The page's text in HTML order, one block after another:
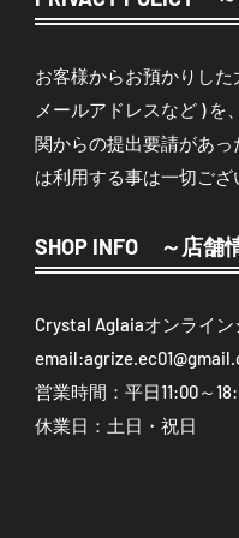
お客様からお預かりした
メールアドレスなど )
関からの提出要請があ
は利用する事は一切ござ
SHOP INFO ～店舗
Crystal Aglaiaオンライ
email:
営業時間：平日11:00～
休業日：土日・祝日